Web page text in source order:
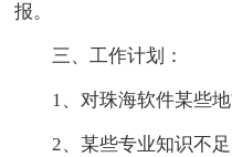
报。
三、工作计划：
1、对珠海软件某些
2、某些专业知识不